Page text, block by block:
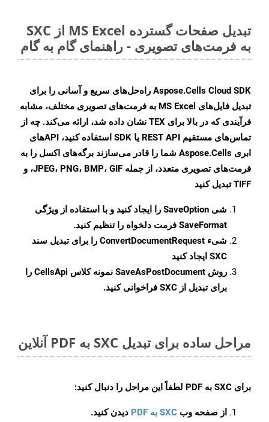
تبدیل صفحات گسترده MS Excel از SXC
به فرمت‌های تصویری - راهنمای گام به گام
Aspose.Cells Cloud SDK راه‌حل‌های سریع و آسانی را برای
تبدیل فایل‌های MS Excel به فرمت‌های تصویری مختلف، مشابه
فرآیندی که در بالا برای TEX نشان داده شد، ارائه می‌کند. چه از
تماس‌های مستقیم REST API یا SDK استفاده کنید، APIهای
ابری Aspose.Cells شما را قادر می‌سازند برگه‌های اکسل را به
فرمت‌های تصویری متعدد، از جمله JPEG، PNG، BMP، GIF، و
TIFF تبدیل کنید
شی SaveOption را ایجاد کنید و با استفاده از ویژگی
SaveFormat فرمت دلخواه را تنظیم کنید.
شیء ConvertDocumentRequest را برای تبدیل سند
SXC ایجاد کنید
روش SaveAsPostDocument
نمونه کلاس CellsApi را
برای تبدیل از SXC فراخوانی کنید.
مراحل ساده برای تبدیل SXC به PDF آنلاین
برای SXC به PDF لطفاً این مراحل را دنبال کنید:
از صفحه وب SXC به PDF
دیدن کنید.